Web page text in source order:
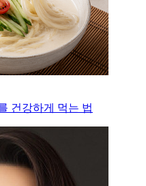
건강하게 먹는 법